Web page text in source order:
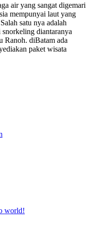
air yang sangat digemari
mempunyai laut yang
satu nya adalah
diantaranya
Ranoh. diBatam ada
paket wisata
world!